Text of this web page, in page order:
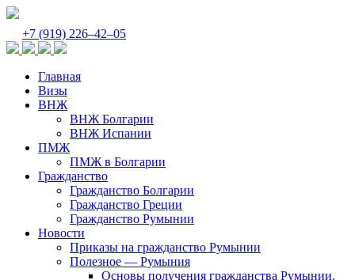
+7 (919) 226‒42‒05
Главная
Визы
ВНЖ
ВНЖ Болгарии
ВНЖ Испании
ПМЖ
ПМЖ в Болгарии
Гражданство
Гражданство Болгарии
Гражданство Греции
Гражданство Румынии
Новости
Приказы на гражданство Румынии
Полезное — Румыния
Основы получения гражданства Румынии.